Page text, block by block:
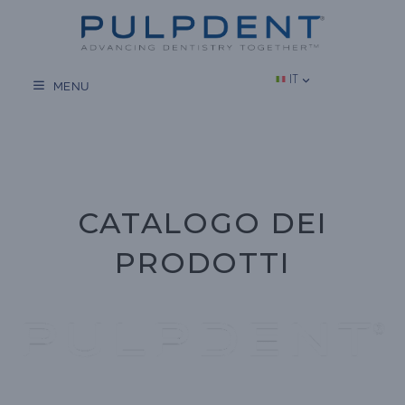
MENU IT
CATALOGO DEI
PRODOTTI